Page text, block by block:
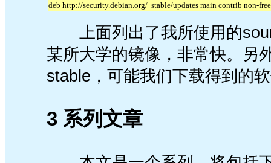
deb http://security.debian.org/ stable/updates main contrib non-free
上面列出了我所使用的
某所大学的镜像，非常快。另
stable，可能我们下载得到的
3 系列文章